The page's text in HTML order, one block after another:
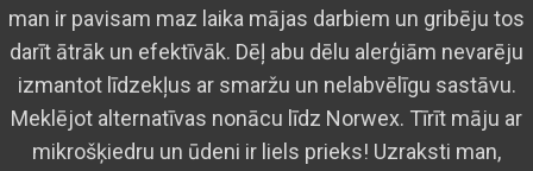
man ir pavisam maz laika mājas darbiem un gribēju tos
darīt ātrāk un efektīvāk. Dēļ abu dēlu alerģiām nevarēju
izmantot līdzekļus ar smaržu un nelabvēlīgu sastāvu.
Meklējot alternatīvas nonācu līdz Norwex. Tīrīt māju ar
mikrošķiedru un ūdeni ir liels prieks! Uzraksti man,